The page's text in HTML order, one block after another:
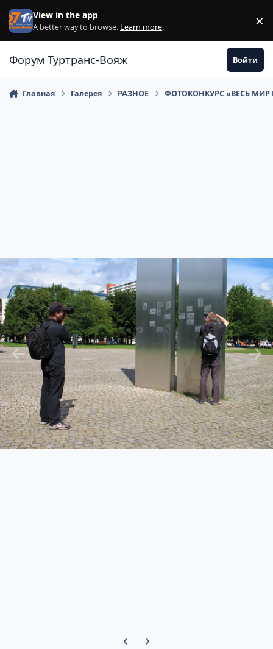
Перейти к содержанию
View in the app
A better way to browse. Learn more. ×
Форум Туртранс-Вояж Войти
Главная Галерея РАЗНОЕ ФОТОКОНКУРС «ВЕСЬ МИР
Предыдущий слайд карусели
Следующий слайд карусели